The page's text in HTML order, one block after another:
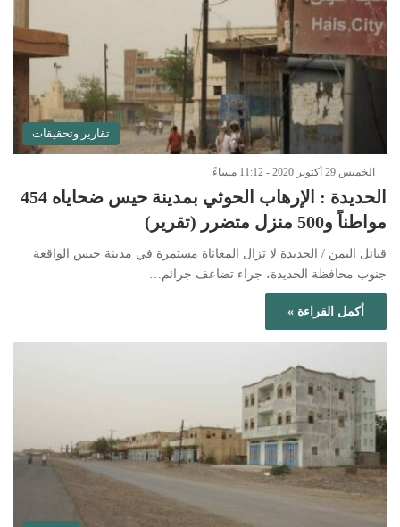
تقارير وتحقيقات
الخميس 29 أكتوبر 2020 - 11:12 مساءً
الحديدة : الإرهاب الحوثي بمدينة حيس ضحاياه 454
مواطناً و500 منزل متضرر (تقرير)
قبائل اليمن / الحديدة لا تزال المعاناة مستمرة في مدينة حيس الواقعة
جنوب محافظة الحديدة، جراء تضاعف جرائم…
أكمل القراءة »